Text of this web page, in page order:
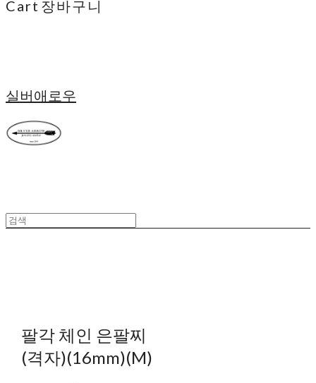
Cart 장바구니
실버애로우
팔각 체인 은팔찌
(격자)(16mm)(M)